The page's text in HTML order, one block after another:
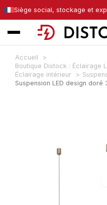
Siège social, stockage et
Accueil
Boutique Distock : Éclairage
Éclairage intérieur
Suspension LED design doré